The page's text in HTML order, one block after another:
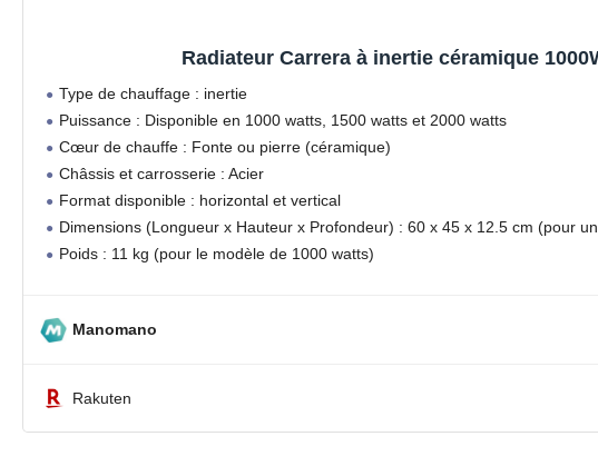
Radiateur Carrera à inertie céramique
Type de chauffage : inertie
Puissance : Disponible en 1000 watts, 1500 watts et 2000 watts
Cœur de chauffe : Fonte ou pierre (céramique)
Châssis et carrosserie : Acier
Format disponible : horizontal et vertical
Dimensions (Longueur x Hauteur x Profondeur) : 60 x 45 x 12.5 cm (pour
Poids : 11 kg (pour le modèle de 1000 watts)
Manomano
Rakuten